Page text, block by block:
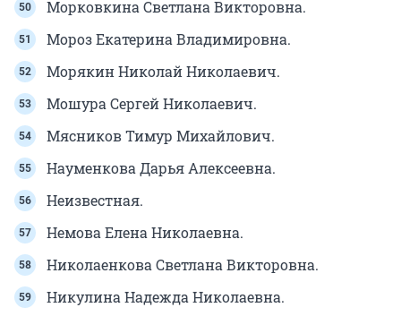
Морковкина Светлана Викторовна.
Мороз Екатерина Владимировна.
Морякин Николай Николаевич.
Мошура Сергей Николаевич.
Мясников Тимур Михайлович.
Науменкова Дарья Алексеевна.
Неизвестная.
Немова Елена Николаевна.
Николаенкова Светлана Викторовна.
Никулина Надежда Николаевна.